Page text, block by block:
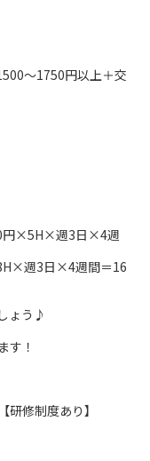
～1750円以上＋交
円×5H×週3日×4週
週3日×4週間＝16
ょう♪
す！
修制度あり】